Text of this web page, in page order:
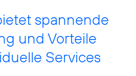
spannende
und Vorteile
Services